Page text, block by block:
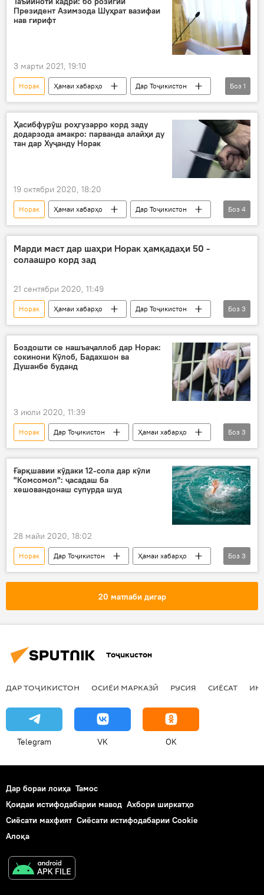
Дар Русия
Президент Азимзода Шуҳрат вазифаи
нав гирифт
3 марти 2021, 19:10
Норак Ҳамаи хабарҳо
Дар Тоҷикистон
тағйироти кадрӣ
Боз 1
Ҳасибфурӯш роҳгузарро корд заду
додарзода амакро: парванда алайҳи ду
тан дар Хуҷанду Норак
19 октябри 2020, 18:20
Норак Ҳамаи хабарҳо
Дар Тоҷикистон
Рӯйдод, ҷиноят ва ҳолатҳои фавқулода
Хуҷанд
Боз 4
Марди маст дар шаҳри Норак ҳамқадаҳи 50 -
солаашро корд зад
21 сентябри 2020, 11:49
Норак Ҳамаи хабарҳо
Дар Тоҷикистон
Рӯйдод, ҷиноят ва ҳолатҳои фавқулода
мастӣ
корд
Боз 3
Боздошти се нашъаҷаллоб дар Норак:
сокинони Кӯлоб, Бадахшон ва
Душанбе буданд
3 июли 2020, 11:39
Норак Дар Тоҷикистон
Ҳамаи хабарҳо
Рӯйдод, ҷиноят ва ҳолатҳои фавқулода
боздошт
нашъаҷаллобӣ
Боз 3
Ғарқшавии кӯдаки 12-сола дар кӯли
"Комсомол": ҷасадаш ба
хешовандонаш супурда шуд
28 майи 2020, 18:02
Норак Дар Тоҷикистон
Ҳамаи хабарҳо
Рӯйдод, ҷиноят ва ҳолатҳои фавқулода
Боз 3
20 матлаби дигар
Тоҷикистон
ДАР ТОҶИКИСТОН ОСИЁИ МАРКАЗӢ РУСИЯ СИЁСАТ
Telegram VK OK
Дар бораи лоиҳа Тамос
Қоидаи истифодабарии мавод Ахбори ширкатҳо
Сиёсати махфият Сиёсати истифодабарии Cookie
Алоқа